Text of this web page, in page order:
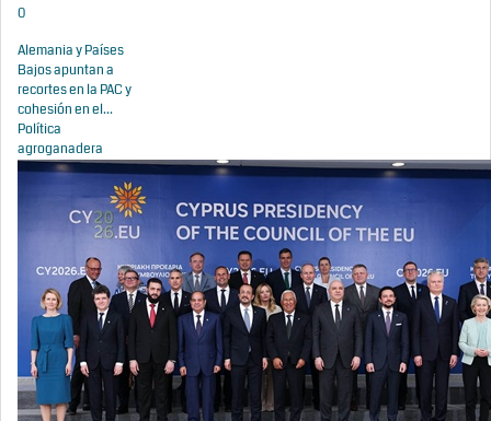
0
Alemania y Países
Bajos apuntan a
recortes en la PAC y
cohesión en el...
Política
agroganadera